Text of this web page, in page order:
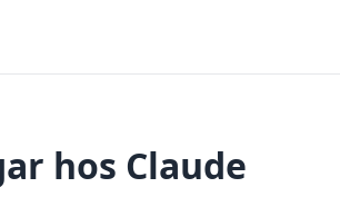
hos Claude